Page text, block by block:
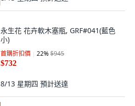
永生花 花卉軟木塞瓶, GRF#041(藍色
小)
首購折扣價 22%$945
$732
8/13 星期四 預計送達